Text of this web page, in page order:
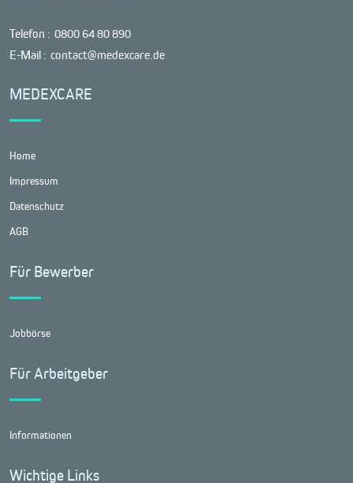
Telefon : 0800 64 80 890
E-Mail : contact@medexcare.de
MEDEXCARE
Home
Impressum
Datenschutz
AGB
Für Bewerber
Jobbörse
Für Arbeitgeber
Informationen
Wichtige Links